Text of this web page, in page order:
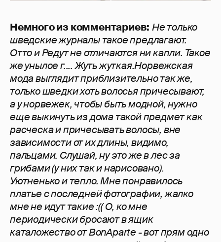
Немного из комментариев: Не только
шведские журналы такое предлагают.
Отто и Редут не отличаются ни капли. Такое
же унылое г.... Жуть жуткая.Норвежская
мода выглядит приблизительно так же,
только шведки хоть волосья причесывают,
а у норвежек, чтобы быть модной, нужно
еще выкинуть из дома такой предмет как
расческа и причесывать волосы, вне
зависимости от их длины, видимо,
пальцами. Слушай, ну это же в лес за
грибами (у них так и нарисовано).
Уютненько и тепло. Мне понравилось
платье с последней фотографии, жалко
мне не идут такие :(( О, ко мне
периодически бросают в ящик
каталожество от BonAparte - вот прям одно